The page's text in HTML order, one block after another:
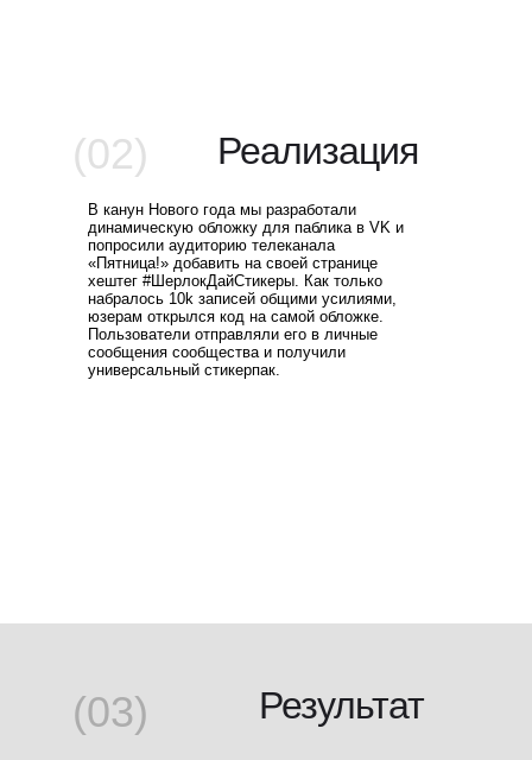
(02) Реализация
В канун Нового года мы разработали
динамическую обложку для паблика в VK и
попросили аудиторию телеканала
«Пятница!» добавить на своей странице
хештег #ШерлокДайСтикеры. Как только
набралось 10k записей общими усилиями,
юзерам открылся код на самой обложке.
Пользователи отправляли его в личные
сообщения сообщества и получили
универсальный стикерпак.
(03) Результат